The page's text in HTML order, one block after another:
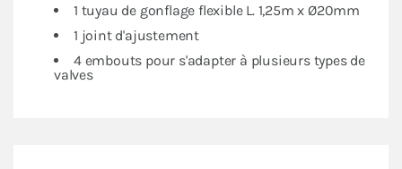
1 tuyau de gonflage flexible L. 1,25m x Ø20mm
1 joint d'ajustement
4 embouts pour s'adapter à plusieurs types de
valves